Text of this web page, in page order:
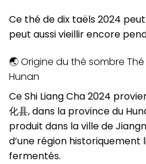
Ce thé de dix taëls 2024
peut aussi vieillir encore
🌏 Origine du thé sombre
Hunan
Ce Shi Liang Cha 2024
化县, dans la province du
produit dans la ville de
d’une région historiquement
fermentés.